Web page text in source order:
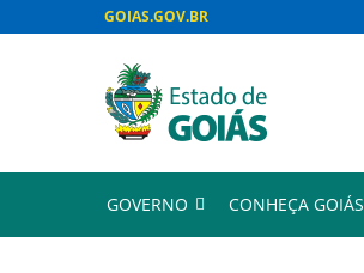
GOIAS.GOV.BR
GOVERNO CONHEÇA GOIÁS